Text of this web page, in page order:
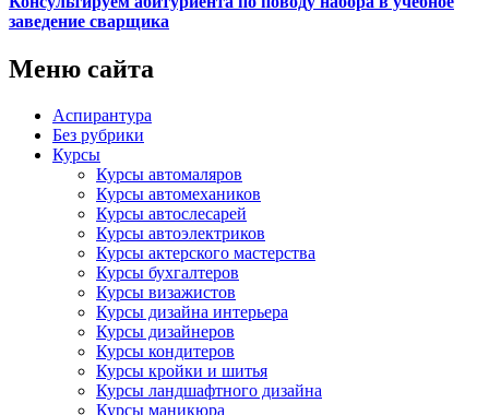
заведение сварщика
Меню сайта
Аспирантура
Без рубрики
Курсы
Курсы автомаляров
Курсы автомехаников
Курсы автослесарей
Курсы автоэлектриков
Курсы актерского мастерства
Курсы бухгалтеров
Курсы визажистов
Курсы дизайна интерьера
Курсы дизайнеров
Курсы кондитеров
Курсы кройки и шитья
Курсы ландшафтного дизайна
Курсы маникюра